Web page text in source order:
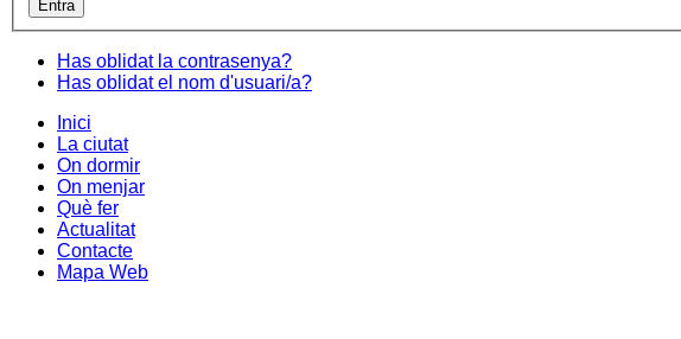
Has oblidat la contrasenya?
Has oblidat el nom d'usuari/a?
Inici
La ciutat
On dormir
On menjar
Què fer
Actualitat
Contacte
Mapa Web